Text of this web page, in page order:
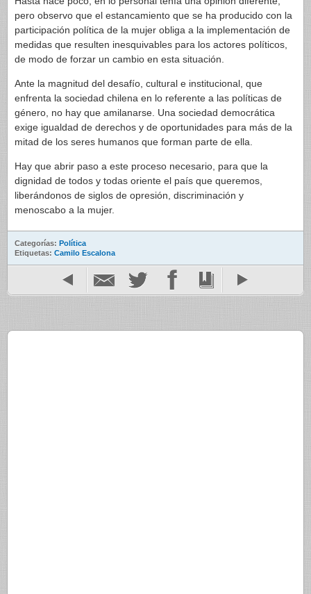
pero observo que el estancamiento que se ha producido con la
participación política de la mujer obliga a la implementación de
medidas que resulten inesquivables para los actores políticos,
de modo de forzar un cambio en esta situación.
Ante la magnitud del desafío, cultural e institucional, que
enfrenta la sociedad chilena en lo referente a las políticas de
género, no hay que amilanarse. Una sociedad democrática
exige igualdad de derechos y de oportunidades para más de la
mitad de los seres humanos que forman parte de ella.
Hay que abrir paso a este proceso necesario, para que la
dignidad de todos y todas oriente el país que queremos,
liberándonos de siglos de opresión, discriminación y
menoscabo a la mujer.
Categorías: Política
Etiquetas: Camilo Escalona